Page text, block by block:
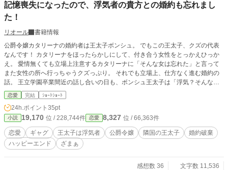
記憶喪失になったので、浮気者の貴方との婚約も忘れまし
た！
リオール
書籍情報
公爵令嬢カタリーナの婚約者は王太子ボンシュ。 でもこの王太子、クズの代表
なんです！ カタリーナをほったらかしにして、付き合う女性をとっかえひっか
え。 愛情無くても立場上注意するカタリーナに「そんな女は忘れた」と言って
また女性の所へ行っちゃうクズっぷり。 それでも立場上、仕方なく進む婚約の
話。 王立学園卒業間近の話し合いの日も、ボンシュ王太子は「浮気？そんな事
したこともない。女性と話した事なんて覚えてない、忘れた！」と言い放つ始
末。 そっちがその気ならこちらもその気でいきますね。 忘れた？記憶喪失？ で
は私も記憶喪失となりましょう！ クズ王太子との婚約の話も、王太子の存在す
らも。 綺麗サッパリ忘れたので、無かったことにしましょうね！ ===== ※勢い
小説。ただのギャグ ※いつも通り(?)ヒロインの口は悪いです ※突っ込みどころ
満載なので、むしろ突っ込まない事こそが勝利です
恋愛 完結 ｼｮｰﾄｼｮｰﾄ
24h.ポイント 35pt
小説 19,170 位 / 228,744件 恋愛 8,327 位 / 66,363件
恋愛 ギャグ 王太子は浮気者 公爵令嬢 隣国の王太子
婚約破棄
ハッピーエンド
ざまぁ
感想数 36
文字数 11,536